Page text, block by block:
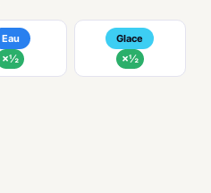
Eau
×½
Glace
×½